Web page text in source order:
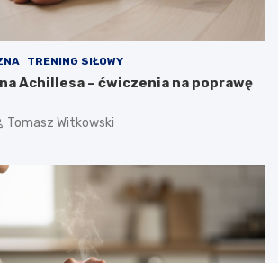
TRENING SIŁOWY
Achillesa – ćwiczenia na poprawę
Tomasz Witkowski